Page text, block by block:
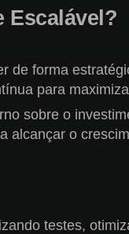
Escalável?
de forma
para
sobre o
alcançar o
testes,